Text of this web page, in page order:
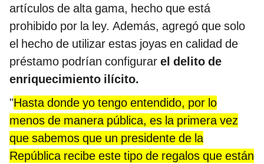
artículos de alta gama, hecho que está
prohibido por la ley. Además, agregó que solo
el hecho de utilizar estas joyas en calidad de
préstamo podrían configurar el delito de
enriquecimiento ilícito.
"Hasta donde yo tengo entendido, por lo
menos de manera pública, es la primera vez
que sabemos que un presidente de la
República recibe este tipo de regalos que están